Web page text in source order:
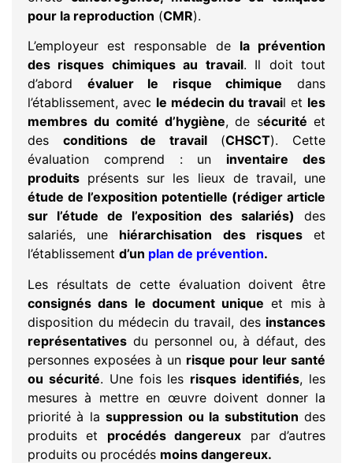
pour la reproduction (CMR).
L’employeur est responsable de la prévention
des risques chimiques au travail. Il doit tout
d’abord évaluer le risque chimique dans
l’établissement, avec le médecin du travail et les
membres du comité d’hygiène, de sécuritéet
des conditions de travail(CHSCT). Cette
évaluation comprend : un inventaire des
produits présents sur les lieux de travail, une
étude de l’exposition potentielle (rédiger article
sur l’étude de l’exposition des salariés)
des
salariés, une hiérarchisation des risqueset
l’établissement d’un plan de prévention.
Les résultats de cette évaluation doivent être
consignés dans le document unique et mis à
disposition du médecin du travail, des instances
représentatives du personnel ou, à défaut, des
personnes exposées à un risque pour leur santé
ou sécurité. Une fois les risques identifiés, les
mesures à mettre en œuvre doivent donner la
priorité à lasuppression ou la substitution des
produits et procédés dangereux par d’autres
produits ou procédés moins dangereux.